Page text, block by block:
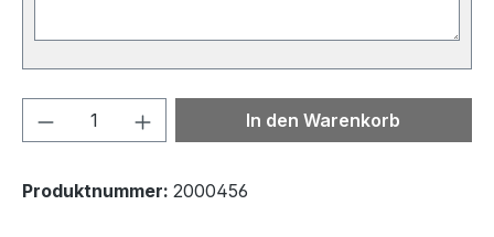
Produkt Anzahl: Gib denIn den Warenkorb
Produktnummer: 2000456